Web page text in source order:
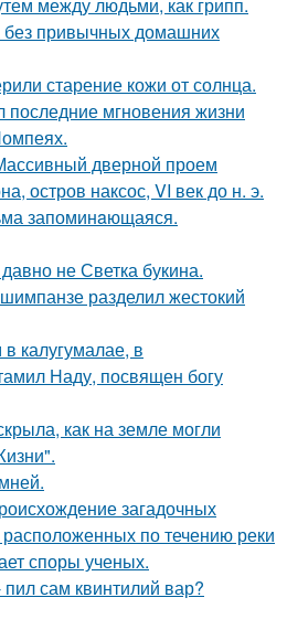
между людьми, как грипп.
без привычных домашних
старение кожи от солнца.
последние мгновения жизни
дверной проем
остров наксос, VI век до н. э.
запоминaющаяся.
не Светка букина.
разделил жестокий
калугумалае, в
Наду, посвящен богу
как на земле могли
загадочных
по течению реки
споры ученых.
сам квинтилий вар?